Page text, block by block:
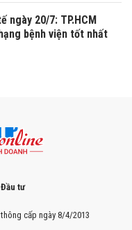
ngày 20/7: TP.HCM
bệnh viện tốt nhất
tư
cấp ngày 8/4/2013